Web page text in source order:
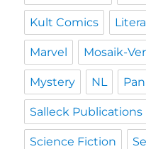
Kult Comics
Marvel Mosaik-
Mystery NL
Salleck Publications
Science Fiction